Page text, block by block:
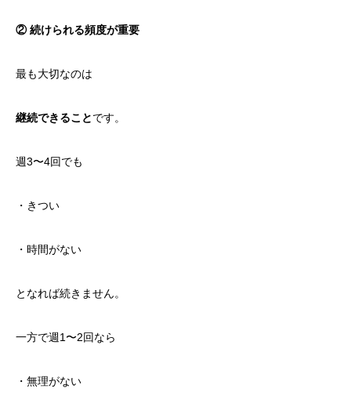
② 続けられる頻度が重要
最も大切なのは
継続できることです。
週3〜4回でも
・きつい
・時間がない
となれば続きません。
一方で週1〜2回なら
・無理がない